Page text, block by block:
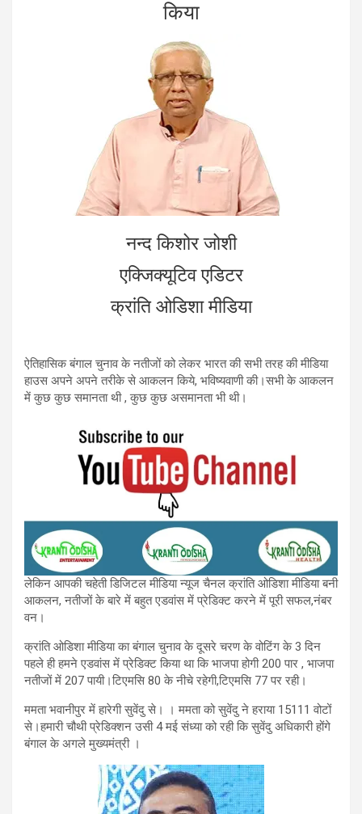
किया
नन्द किशोर जोशी
एक्जिक्यूटिव एडिटर
क्रांति ओडिशा मीडिया
ऐतिहासिक बंगाल चुनाव के नतीजों को लेकर भारत की सभी तरह की मीडिया
हाउस अपने अपने तरीके से आकलन किये, भविष्यवाणी की।सभी के आकलन
में कुछ कुछ समानता थी , कुछ कुछ असमानता भी थी।
लेकिन आपकी चहेती डिजिटल मीडिया न्यूज चैनल क्रांति ओडिशा मीडिया बनी
आकलन, नतीजों के बारे में बहुत एडवांस में प्रेडिक्ट करने में पूरी सफल,नंबर
वन।
क्रांति ओडिशा मीडिया का बंगाल चुनाव के दूसरे चरण के वोटिंग के 3 दिन
पहले ही हमने एडवांस में प्रेडिक्ट किया था कि भाजपा होगी 200 पार , भाजपा
नतीजों में 207 पायी।टिएमसि 80 के नीचे रहेगी,टिएमसि 77 पर रही।
ममता भवानीपुर में हारेगी सुवेंदु से। । ममता को सुवेंदु ने हराया 15111 वोटों
से।हमारी चौथी प्रेडिक्शन उसी 4 मई संध्या को रही कि सुवेंदु अधिकारी होंगे
बंगाल के अगले मुख्यमंत्री ।